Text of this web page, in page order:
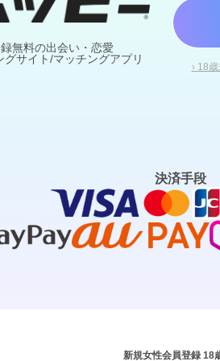
無料の出会い・恋愛
グサイト/マッチングアプリ
› 18
決済手段
新規女性会員登録 18